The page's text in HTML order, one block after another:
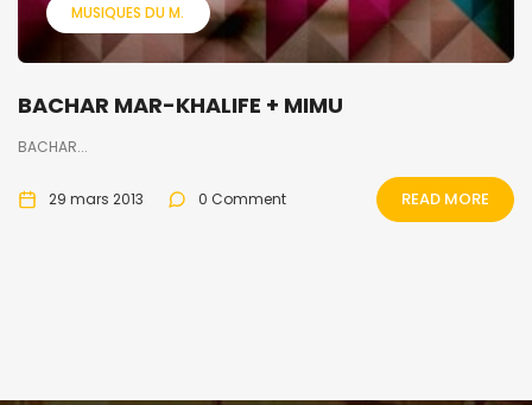
MUSIQUES DU M.
BACHAR MAR-KHALIFE + MIMU
BACHAR...
29 mars 2013 0 Comment READ MORE